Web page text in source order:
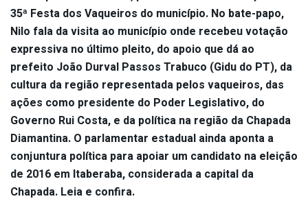
35ª Festa dos Vaqueiros do município. No bate-papo,
Nilo fala da visita ao município onde recebeu votação
expressiva no último pleito, do apoio que dá ao
prefeito João Durval Passos Trabuco (Gidu do PT), da
cultura da região representada pelos vaqueiros, das
ações como presidente do Poder Legislativo, do
Governo Rui Costa, e da política na região da Chapada
Diamantina. O parlamentar estadual ainda aponta a
conjuntura política para apoiar um candidato na eleição
de 2016 em Itaberaba, considerada a capital da
Chapada. Leia e confira.